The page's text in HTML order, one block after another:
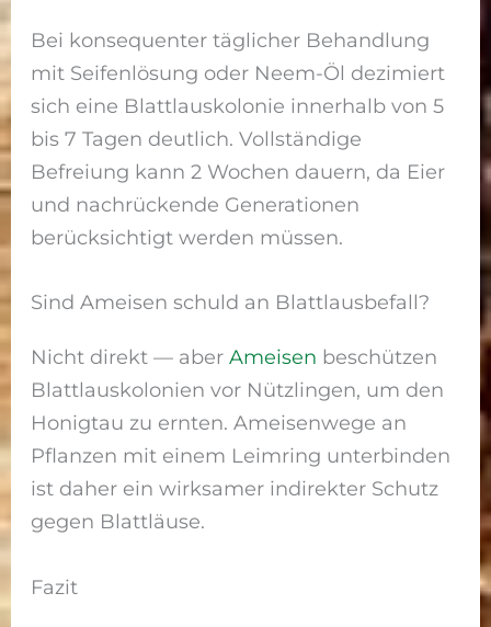
Bei konsequenter täglicher Behandlung
mit Seifenlösung oder Neem-Öl dezimiert
sich eine Blattlauskolonie innerhalb von 5
bis 7 Tagen deutlich. Vollständige
Befreiung kann 2 Wochen dauern, da Eier
und nachrückende Generationen
berücksichtigt werden müssen.
Sind Ameisen schuld an Blattlausbefall?
Nicht direkt — aberAmeisen beschützen
Blattlauskolonien vor Nützlingen, um den
Honigtau zu ernten. Ameisenwege an
Pflanzen mit einem Leimring unterbinden
ist daher ein wirksamer indirekter Schutz
gegen Blattläuse.
Fazit